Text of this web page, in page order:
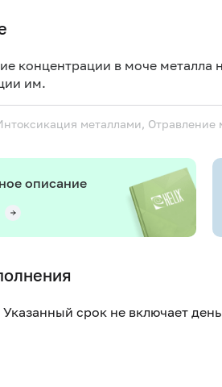
концентрации в моче металла
им.
металлами, Отравление
описание
срок не включает